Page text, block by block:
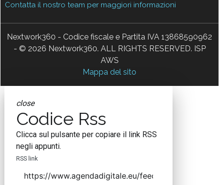
Contatta il nostro team per maggiori informazioni
Nextwork360 - Codice fiscale e Partita IVA 13868590962
- © 2026 Nextwork360. ALL RIGHTS RESERVED. ISP
AWS
Mappa del sito
close
Codice Rss
Clicca sul pulsante per copiare il link RSS
negli appunti.
RSS link